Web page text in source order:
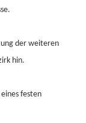
der weiteren
hin.
festen